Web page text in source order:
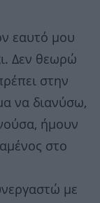
εαυτό μου
Δεν θεωρώ
στην
να διανύσω,
ήμουν
στο
με